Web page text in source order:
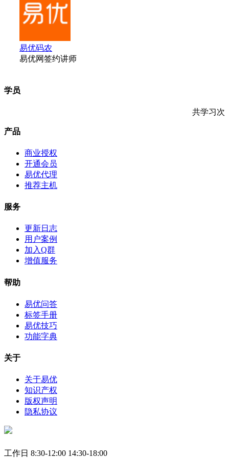
易优码农
易优网签约讲师
学员
共学习次
产品
商业授权
开通会员
易优代理
推荐主机
服务
更新日志
用户案例
加入Q群
增值服务
帮助
易优问答
标签手册
易优技巧
功能字典
关于
关于易优
知识产权
版权声明
隐私协议
工作日 8:30-12:00 14:30-18:00